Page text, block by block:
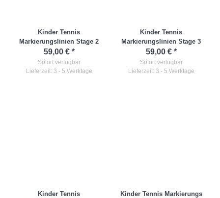
Kinder Tennis
Markierungslinien Stage 2
59,00 € *
Sofort verfügbar
Lieferzeit: 3 - 5 Werktage
Kinder Tennis
Markierungslinien Stage 3
59,00 € *
Sofort verfügbar
Lieferzeit: 3 - 5 Werktage
Kinder Tennis
Kinder Tennis Markierungs